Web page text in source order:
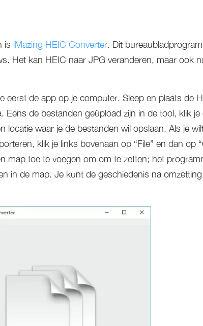
is iMazing HEIC Converter. Dit
Het kan HEIC naar JPG veranderen, maar ook
eerst de app op je computer. Sleep en plaats de
Eens de bestanden geüpload zijn in de tool, klik je
locatie waar je de bestanden wil opslaan. Als je
klik je links bovenaan op “File” en dan op
map toe te voegen om om te zetten; het
in de map. Je kunt de geschiedenis na omzetting